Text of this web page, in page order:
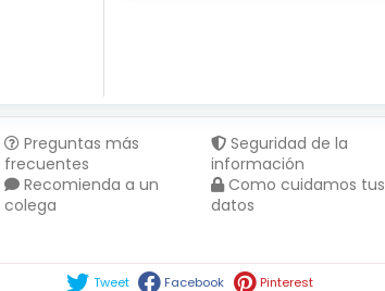
Preguntas más
frecuentes
Recomienda a un
colega
Seguridad de la
información
Como cuidamos tus
datos
Tweet Facebook Pinterest